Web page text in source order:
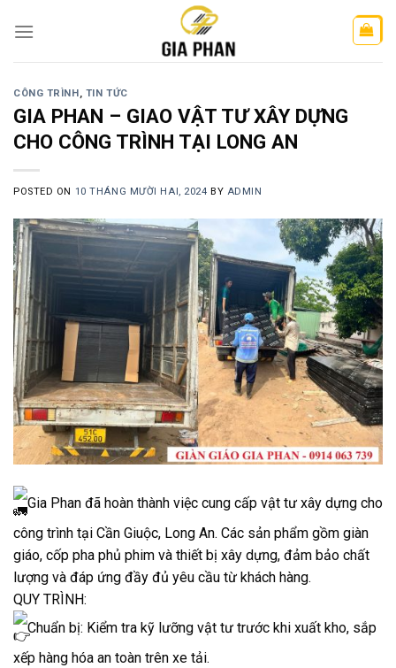
CÔNG TRÌNH, TIN TỨC
GIA PHAN – GIAO VẬT TƯ XÂY DỰNG
CHO CÔNG TRÌNH TẠI LONG AN
POSTED ON 10 THÁNG MƯỜI HAI, 2024 BY ADMIN
Gia Phan đã hoàn thành việc cung cấp vật tư xây dựng cho
công trình tại Cần Giuộc, Long An. Các sản phẩm gồm giàn
giáo, cốp pha phủ phim và thiết bị xây dựng, đảm bảo chất
lượng và đáp ứng đầy đủ yêu cầu từ khách hàng.
QUY TRÌNH:
Chuẩn bị: Kiểm tra kỹ lưỡng vật tư trước khi xuất kho, sắp
xếp hàng hóa an toàn trên xe tải.